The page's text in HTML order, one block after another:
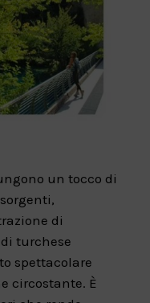
un tocco di
di
turchese
spettacolare
circostante. È